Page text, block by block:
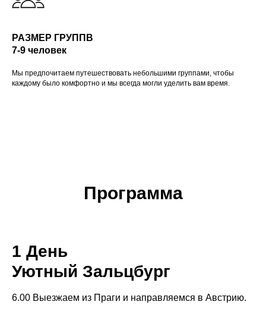
РАЗМЕР ГРУППВ
7-9 человек
Мы предпочитаем путешествовать небольшими группами, чтобы
каждому было комфортно и мы всегда могли уделить вам время.
Программа
1 День
Уютный Зальцбург
6.00 Выезжаем из Праги и направляемся в Австрию.